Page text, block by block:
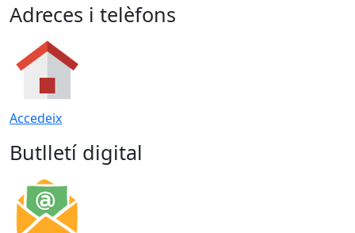
Adreces i telèfons
Accedeix
Butlletí digital